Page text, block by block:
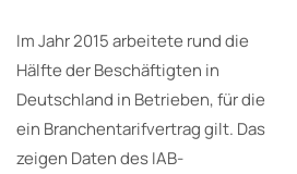
Im Jahr 2015 arbeitete rund die
Hälfte der Beschäftigten in
Deutschland in Betrieben, für die
ein Branchentarifvertrag gilt. Das
zeigen Daten des IAB-